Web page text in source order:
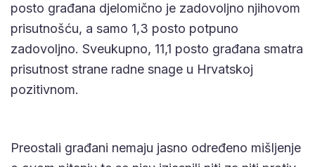
posto građana djelomično je zadovoljno njihovom
prisutnošću, a samo 1,3 posto potpuno
zadovoljno. Sveukupno, 11,1 posto građana smatra
prisutnost strane radne snage u Hrvatskoj
pozitivnom.
Preostali građani nemaju jasno određeno mišljenje